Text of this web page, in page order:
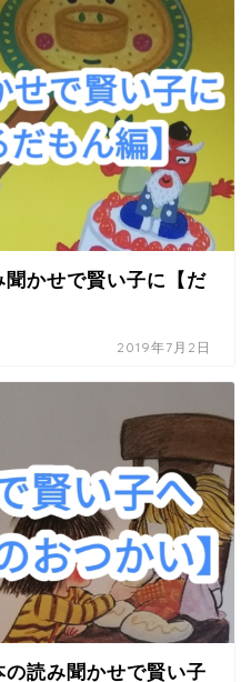
かせで賢い子に【だ
2019年7月2日
読み聞かせで賢い子